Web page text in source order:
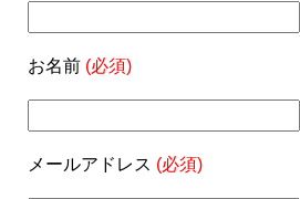
お名前 (必須)
メールアドレス (必須)